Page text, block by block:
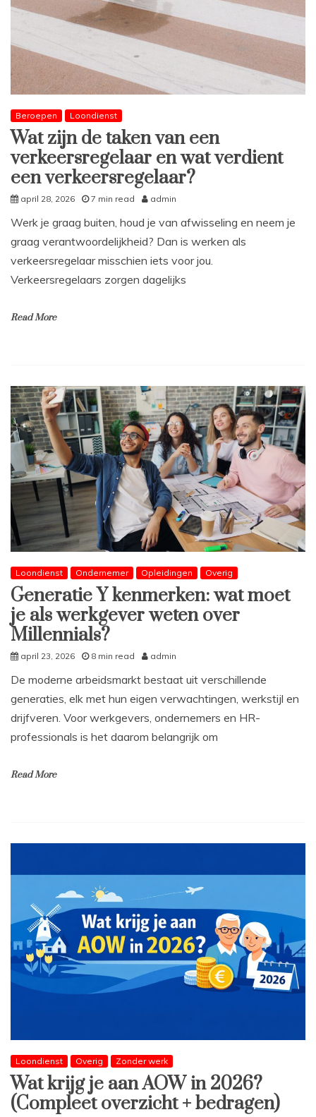
Beroepen Loondienst
Wat zijn de taken van een
verkeersregelaar en wat verdient
een verkeersregelaar?
april 28, 2026 7 min read admin
Werk je graag buiten, houd je van afwisseling en neem je
graag verantwoordelijkheid? Dan is werken als
verkeersregelaar misschien iets voor jou.
Verkeersregelaars zorgen dagelijks
Read More
Loondienst Ondernemer Opleidingen Overig
Generatie Y kenmerken: wat moet
je als werkgever weten over
Millennials?
april 23, 2026 8 min read admin
De moderne arbeidsmarkt bestaat uit verschillende
generaties, elk met hun eigen verwachtingen, werkstijl en
drijfveren. Voor werkgevers, ondernemers en HR-
professionals is het daarom belangrijk om
Read More
Loondienst Overig Zonder werk
Wat krijg je aan AOW in 2026?
(Compleet overzicht + bedragen)